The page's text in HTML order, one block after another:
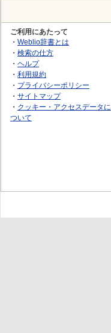
ご利用にあたって
・ Weblio辞書とは
・ 検索の仕方
・ ヘルプ
・ 利用規約
・ プライバシーポリシー
・ サイトマップ
・ クッキー・アクセスデータに
ついて